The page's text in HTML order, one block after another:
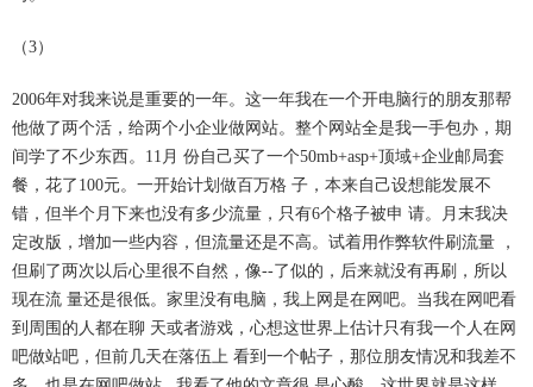
（3）
2006年对我来说是重要的一年。这一年我在一个开电脑行的朋友那帮
他做了两个活，给两个小企业做网站。整个网站全是我一手包办，期
间学了不少东西。11月 份自己买了一个50mb+asp+顶域+企业邮局套
餐，花了100元。一开始计划做百万格 子，本来自己设想能发展不
错，但半个月下来也没有多少流量，只有6个格子被申 请。月末我决
定改版，增加一些内容，但流量还是不高。试着用作弊软件刷流量 ，
但刷了两次以后心里很不自然，像--了似的，后来就没有再刷，所以
现在流 量还是很低。家里没有电脑，我上网是在网吧。当我在网吧看
到周围的人都在聊 天或者游戏，心想这世界上估计只有我一个人在网
吧做站吧，但前几天在落伍上 看到一个帖子，那位朋友情况和我差不